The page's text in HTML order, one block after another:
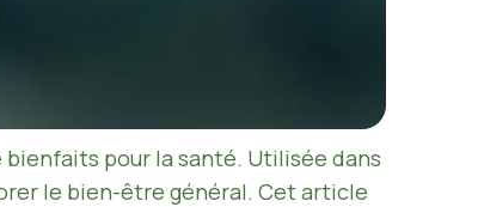
pour la santé. Utilisée dans
le bien-être général. Cet article